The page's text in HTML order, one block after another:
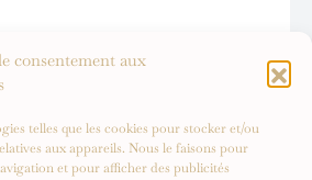
consentement aux
telles que les cookies pour stocker et/ou
aux appareils. Nous le faisons pour
et pour afficher des publicités